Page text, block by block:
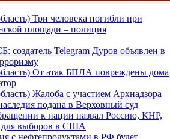
Три человека погибли при
площади – полиция
создатель Telegram Дуров объявлен в
От атак БПЛА повреждены дома
Жалоба с участием Архнадзора
подана в Верховный суд
к нации назвал Россию, КНР,
выборов в США